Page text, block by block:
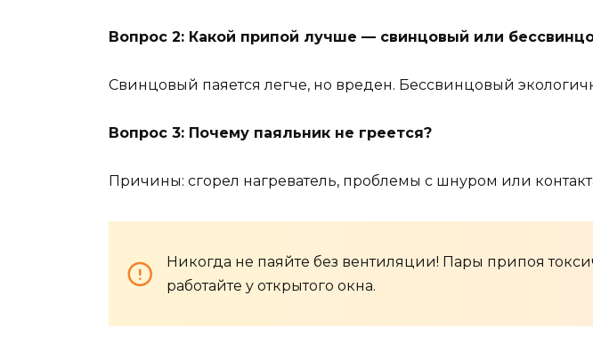
Вопрос 2: Какой припой лучше — свинцовый или
Свинцовый паяется легче, но вреден. Бессвинцовый
Вопрос 3: Почему паяльник не греется?
Причины: сгорел нагреватель, проблемы с шнуром или
Никогда не паяйте без вентиляции! Пары припоя
работайте у открытого окна.